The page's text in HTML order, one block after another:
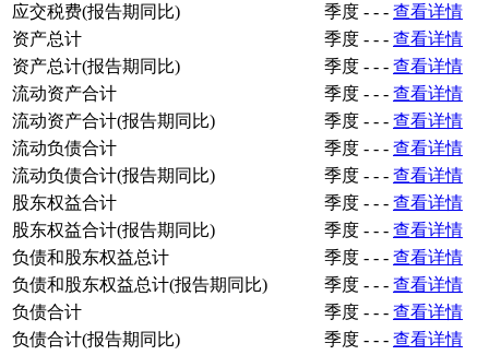
应交税费(报告期同比)
季度 - - - 查看详情
资产总计
季度 - - - 查看详情
资产总计(报告期同比)
季度 - - - 查看详情
流动资产合计
季度 - - - 查看详情
流动资产合计(报告期同比)
季度 - - - 查看详情
流动负债合计
季度 - - - 查看详情
流动负债合计(报告期同比)
季度 - - - 查看详情
股东权益合计
季度 - - - 查看详情
股东权益合计(报告期同比)
季度 - - - 查看详情
负债和股东权益总计
季度 - - - 查看详情
负债和股东权益总计(报告期同比)
季度 - - - 查看详情
负债合计
季度 - - - 查看详情
负债合计(报告期同比)
季度 - - - 查看详情